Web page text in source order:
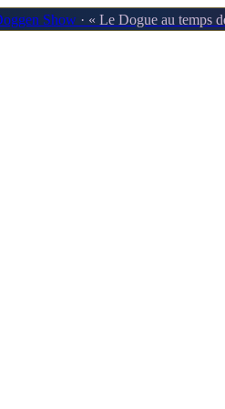
Show · « Le Dogue au temps